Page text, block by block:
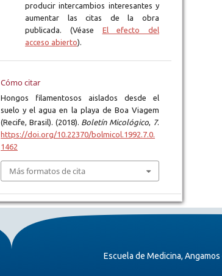
producir intercambios interesantes y
aumentar las citas de la obra
publicada. (Véase El efecto del
acceso abierto).
Cómo citar
Hongos filamentosos aislados desde el
suelo y el agua en la playa de Boa Viagem
(Recife, Brasil). (2018). Boletín Micológico 7.
https://doi.org/10.22370/bolmicol.1992.7.0.
1462
Más formatos de cita
Escuela de Medicina, Angamos